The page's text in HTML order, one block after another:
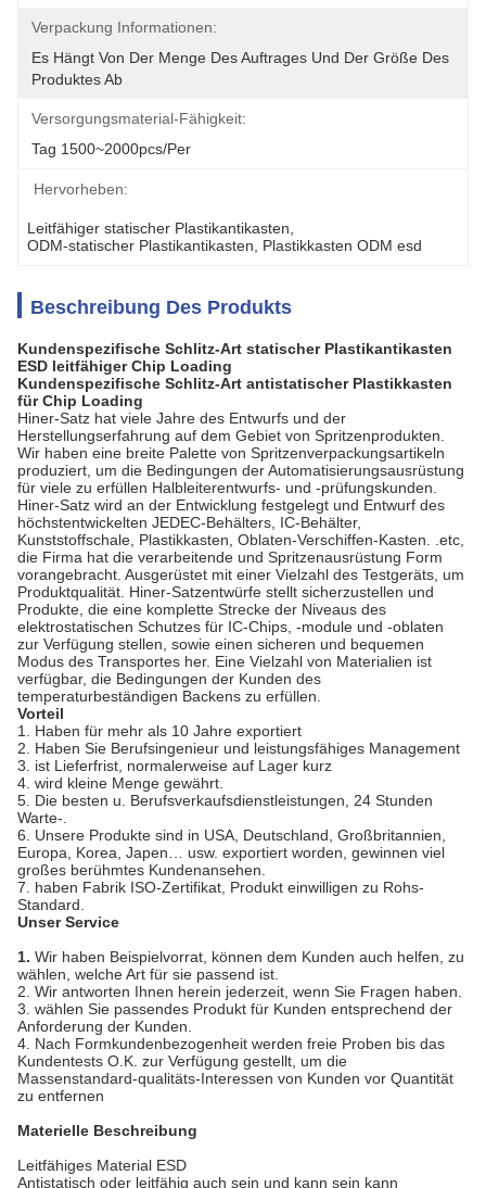
Verpackung Informationen:
Es Hängt Von Der Menge Des Auftrages Und Der Größe Des
Produktes Ab
Versorgungsmaterial-Fähigkeit:
Tag 1500~2000pcs/per
Hervorheben:
Leitfähiger statischer Plastikantikasten
ODM-statischer Plastikantikasten
Plastikkasten ODM esd
Beschreibung Des Produkts
Kundenspezifische Schlitz-Art statischer Plastikantikasten
ESD leitfähiger Chip Loading
Kundenspezifische Schlitz-Art antistatischer Plastikkasten
für Chip Loading
Hiner-Satz hat viele Jahre des Entwurfs und der
Herstellungserfahrung auf dem Gebiet von Spritzenprodukten.
Wir haben eine breite Palette von Spritzenverpackungsartikeln
produziert, um die Bedingungen der Automatisierungsausrüstung
für viele zu erfüllen Halbleiterentwurfs- und -prüfungskunden.
Hiner-Satz wird an der Entwicklung festgelegt und Entwurf des
höchstentwickelten JEDEC-Behälters, IC-Behälter,
Kunststoffschale, Plastikkasten, Oblaten-Verschiffen-Kasten. .etc,
die Firma hat die verarbeitende und Spritzenausrüstung Form
vorangebracht. Ausgerüstet mit einer Vielzahl des Testgeräts, um
Produktqualität. Hiner-Satzentwürfe stellt sicherzustellen und
Produkte, die eine komplette Strecke der Niveaus des
elektrostatischen Schutzes für IC-Chips, -module und -oblaten
zur Verfügung stellen, sowie einen sicheren und bequemen
Modus des Transportes her. Eine Vielzahl von Materialien ist
verfügbar, die Bedingungen der Kunden des
temperaturbeständigen Backens zu erfüllen.
Vorteil
1. Haben für mehr als 10 Jahre exportiert
2. Haben Sie Berufsingenieur und leistungsfähiges Management
3. ist Lieferfrist, normalerweise auf Lager kurz
4. wird kleine Menge gewährt.
5. Die besten u. Berufsverkaufsdienstleistungen, 24 Stunden
Warte-.
6. Unsere Produkte sind in USA, Deutschland, Großbritannien,
Europa, Korea, Japen… usw. exportiert worden, gewinnen viel
großes berühmtes Kundenansehen.
7. haben Fabrik ISO-Zertifikat, Produkt einwilligen zu Rohs-
Standard.
Unser Service
1. Wir haben Beispielvorrat, können dem Kunden auch helfen, zu
wählen, welche Art für sie passend ist.
2. Wir antworten Ihnen herein jederzeit, wenn Sie Fragen haben.
3. wählen Sie passendes Produkt für Kunden entsprechend der
Anforderung der Kunden.
4. Nach Formkundenbezogenheit werden freie Proben bis das
Kundentests O.K. zur Verfügung gestellt, um die
Massenstandard-qualitäts-Interessen von Kunden vor Quantität
zu entfernen
Materielle Beschreibung
Leitfähiges Material ESD
Antistatisch oder leitfähig auch sein und kann sein kann